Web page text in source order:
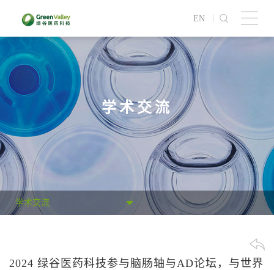
EN
学术交流
学术交流
2024 绿谷医药科技参与脑肠轴与AD论坛，与世界